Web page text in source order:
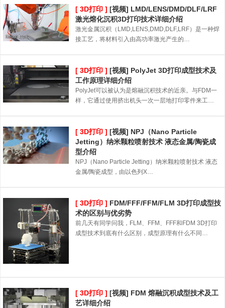
[ 3D打印 ] [视频] LMD/LENS/DMD/DLF/LRF
激光熔化沉积3D打印技术详细介绍
激光金属沉积（LMD,LENS,DMD,DLF,LRF）是一种焊
接工艺，将材料引入由高功率激光产生的…
[ 3D打印 ] [视频] PolyJet 3D打印成型技术及
工作原理详细介绍
PolyJet可以被认为是熔融沉积技术的近亲。与FDM一
样，它通过使用挤出机头一次一层地打印零件来工…
[ 3D打印 ] [视频] NPJ（Nano Particle
Jetting）纳米颗粒喷射技术 液态金属/陶瓷成
型介绍
NPJ（Nano Particle Jetting）纳米颗粒喷射技术 液态
金属/陶瓷成型，由以色列X…
[ 3D打印 ] FDM/FFF/FFM/FLM 3D打印成型技
术的区别与优劣势
前几天有同学问我，FLM、FFM、FFF和FDM 3D打印
成型技术到底有什么区别，成型原理有什么不同…
[ 3D打印 ] [视频] FDM 熔融沉积成型技术及工
艺详细介绍